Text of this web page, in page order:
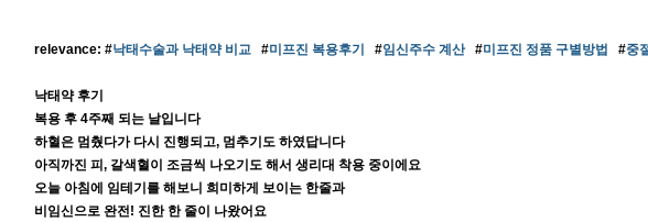
relevance: #낙태수술과 낙태약 비교#미프진 복용후기 #임신주수 계산#미프진 정품 구별방법 #중
낙태약 후기
복용 후 4주째 되는 날입니다
하혈은 멈췄다가 다시 진행되고, 멈추기도 하였답니다
아직까진 피, 갈색혈이 조금씩 나오기도 해서 생리대 착용 중이에요
오늘 아침에 임테기를 해보니 희미하게 보이는 한줄과
비임신으로 완전! 진한 한 줄이 나왔어요